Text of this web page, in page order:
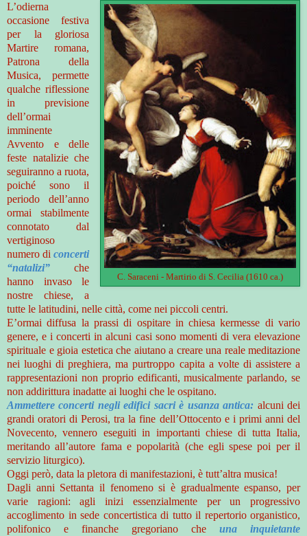
C. Saraceni - Martirio di S. Cecilia (1610 ca.)
L’odierna
occasione festiva
per la gloriosa
Martire romana,
Patrona della
Musica, permette
qualche riflessione
in previsione
dell’ormai
imminente
Avvento e delle
feste natalizie che
seguiranno a ruota,
poiché sono il
periodo dell’anno
ormai stabilmente
connotato dal
vertiginoso
numero diconcerti
“natalizi” che
hanno invaso le
nostre chiese, a
tutte le latitudini, nelle città, come nei piccoli centri.
E’ormai diffusa la prassi di ospitare in chiesa kermesse di vario
genere, e i concerti in alcuni casi sono momenti di vera elevazione
spirituale e gioia estetica che aiutano a creare una reale meditazione
nei luoghi di preghiera, ma purtroppo capita a volte di assistere a
rappresentazioni non proprio edificanti, musicalmente parlando, se
non addirittura inadatte ai luoghi che le ospitano.
Ammettere concerti negli edifici sacri è usanza antica: alcuni dei
grandi oratori di Perosi, tra la fine dell’Ottocento e i primi anni del
Novecento, vennero eseguiti in importanti chiese di tutta Italia,
meritando all’autore fama e popolarità (che egli spese poi per il
servizio liturgico).
Oggi però, data la pletora di manifestazioni, è tutt’altra musica!
Dagli anni Settanta il fenomeno si è gradualmente espanso, per
varie ragioni: agli inizi essenzialmente per un progressivo
accoglimento in sede concertistica di tutto il repertorio organistico,
polifonico e finanche gregoriano che una inquietante